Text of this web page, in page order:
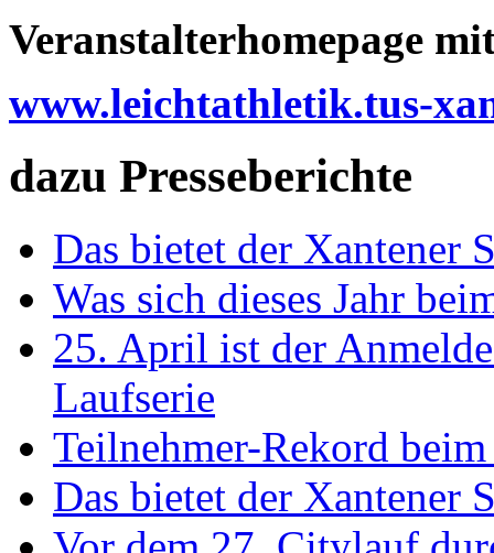
Veranstalterhomepage
www.leichtathletik.tus-
dazu Presseberichte
Das bietet der Xantener
Was sich dieses Jahr
25. April ist der
Laufserie
Teilnehmer-Rekord
Das bietet der Xantener